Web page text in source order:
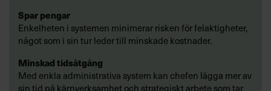
Spar pengar
Enkelheten i systemen minimerar risken för felaktigheter,
något som i sin tur leder till minskade kostnader.
Minskad tidsåtgång
Med enkla administrativa system kan chefen lägga mer av
sin tid på kärnverksamhet och strategiskt arbete som tar